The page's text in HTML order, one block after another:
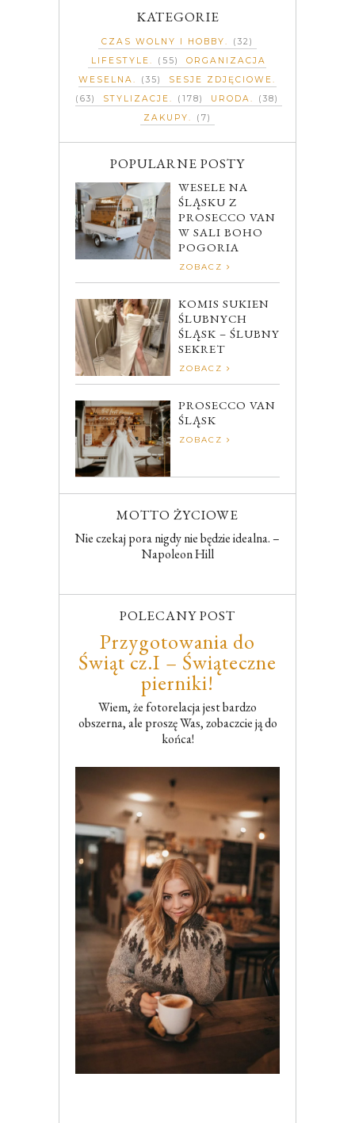
KATEGORIE
CZAS WOLNY I HOBBY
(32)
LIFESTYLE
(55)
ORGANIZACJA
WESELNA
(35)
SESJE ZDJĘCIOWE
(63)
STYLIZACJE (178) URODA
(38)
ZAKUPY
(7)
POPULARNE POSTY
WESELE NA
ŚLĄSKU Z
PROSECCO VAN
W SALI BOHO
POGORIA
ZOBACZ
KOMIS SUKIEN
ŚLUBNYCH
ŚLĄSK – ŚLUBNY
SEKRET
ZOBACZ
PROSECCO VAN
ŚLĄSK
ZOBACZ
MOTTO ŻYCIOWE
Nie czekaj pora nigdy nie będzie idealna. –
Napoleon Hill
POLECANY POST
Przygotowania do
Świąt cz.I – Świąteczne
pierniki!
Wiem, że fotorelacja jest bardzo
obszerna, ale proszę Was, zobaczcie ją do
końca!